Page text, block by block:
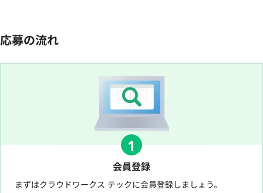
応募の流れ
1
会員登録
まずはクラウドワークス テックに会員登録しましょう。